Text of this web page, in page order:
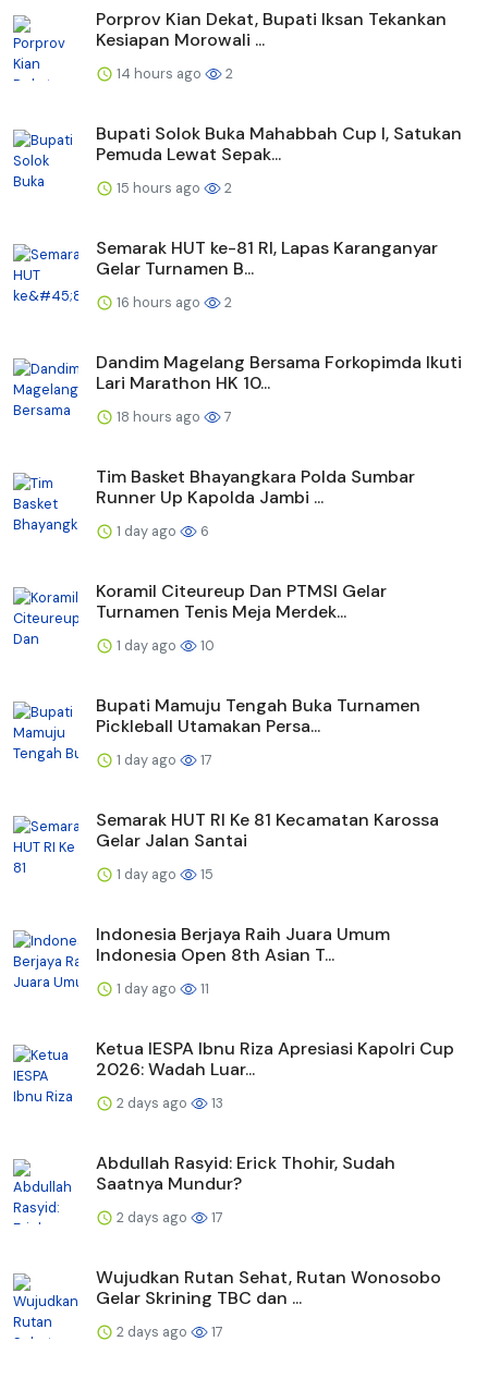
Porprov Kian Dekat, Bupati Iksan Tekankan
Kesiapan Morowali ...
14 hours ago 2
Bupati Solok Buka Mahabbah Cup I, Satukan
Pemuda Lewat Sepak...
15 hours ago 2
Semarak HUT ke-81 RI, Lapas Karanganyar
Gelar Turnamen B...
16 hours ago 2
Dandim Magelang Bersama Forkopimda Ikuti
Lari Marathon HK 10...
18 hours ago 7
Tim Basket Bhayangkara Polda Sumbar
Runner Up Kapolda Jambi ...
1 day ago 6
Koramil Citeureup Dan PTMSI Gelar
Turnamen Tenis Meja Merdek...
1 day ago 10
Bupati Mamuju Tengah Buka Turnamen
Pickleball Utamakan Persa...
1 day ago 17
Semarak HUT RI Ke 81 Kecamatan Karossa
Gelar Jalan Santai
1 day ago 15
Indonesia Berjaya Raih Juara Umum
Indonesia Open 8th Asian T...
1 day ago 11
Ketua IESPA Ibnu Riza Apresiasi Kapolri Cup
2026: Wadah Luar...
2 days ago 13
Abdullah Rasyid: Erick Thohir, Sudah
Saatnya Mundur?
2 days ago 17
Wujudkan Rutan Sehat, Rutan Wonosobo
Gelar Skrining TBC dan ...
2 days ago 17